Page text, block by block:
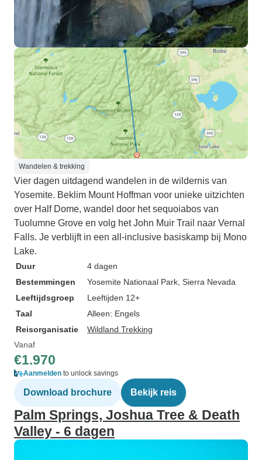
Wandelen & trekking
Vier dagen uitdagend wandelen in de wildernis van
Yosemite. Beklim Mount Hoffman voor unieke uitzichten
over Half Dome, wandel door het sequoiabos van
Tuolumne Grove en volg het John Muir Trail naar Vernal
Falls. Je verblijft in een all-inclusive basiskamp bij Mono
Lake.
Duur
4 dagen
Bestemmingen
Yosemite Nationaal Park , Sierra Nevada
Leeftijdsgroep
Leeftijden 12+
Taal
Alleen: Engels
Reisorganisatie
Wildland Trekking
Vanaf
€1.970
Aanmelden to unlock savings
Download brochure Bekijk reis
Palm Springs, Joshua Tree & Death
Valley - 6 dagen